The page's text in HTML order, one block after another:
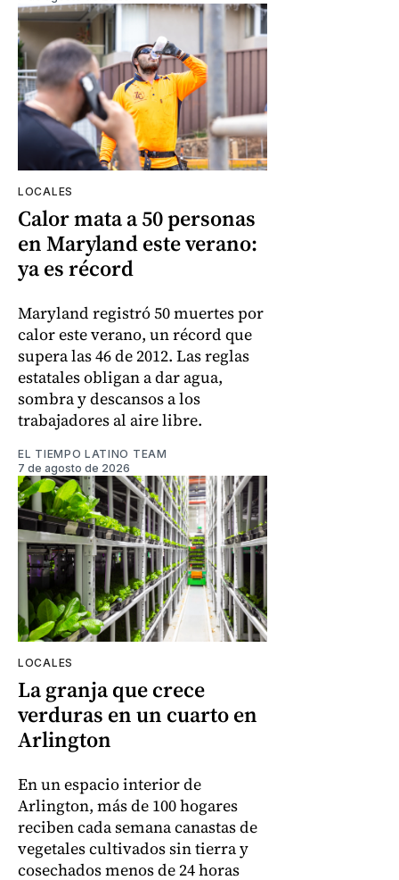
LOCALES
Calor mata a 50 personas
en Maryland este verano:
ya es récord
Maryland registró 50 muertes por
calor este verano, un récord que
supera las 46 de 2012. Las reglas
estatales obligan a dar agua,
sombra y descansos a los
trabajadores al aire libre.
EL TIEMPO LATINO TEAM
7 de agosto de 2026
LOCALES
La granja que crece
verduras en un cuarto en
Arlington
En un espacio interior de
Arlington, más de 100 hogares
reciben cada semana canastas de
vegetales cultivados sin tierra y
cosechados menos de 24 horas